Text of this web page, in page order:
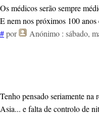
Os médicos serão sempre
E nem nos próximos 100 anos
#por Anónimo : sábado,
Tenho pensado seriamente na
Asia... e falta de controlo de